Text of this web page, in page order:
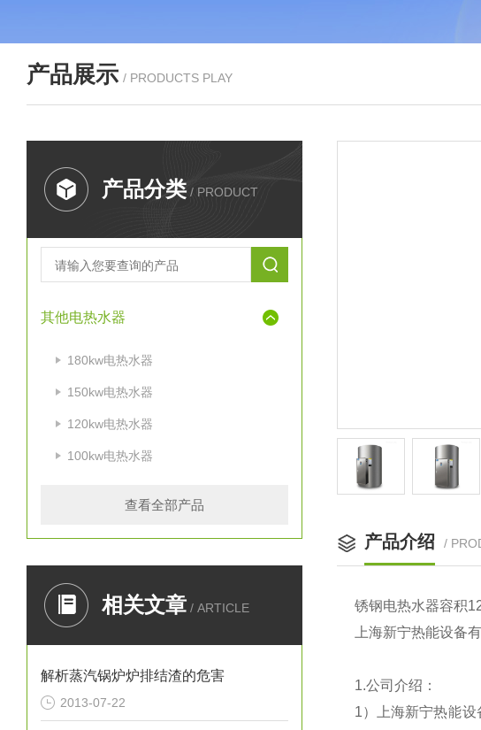
产品展示 / PRODUCTS PLAY
产品分类 / PRODUCT
其他电热水器
180kw电热水器
150kw电热水器
120kw电热水器
100kw电热水器
查看全部产品
相关文章 / ARTICLE
解析蒸汽锅炉炉排结渣的危害
2013-07-22
产品介绍 /
锈钢电热水器容积
上海新宁热能设备
1.公司介绍：
1）上海新宁热能